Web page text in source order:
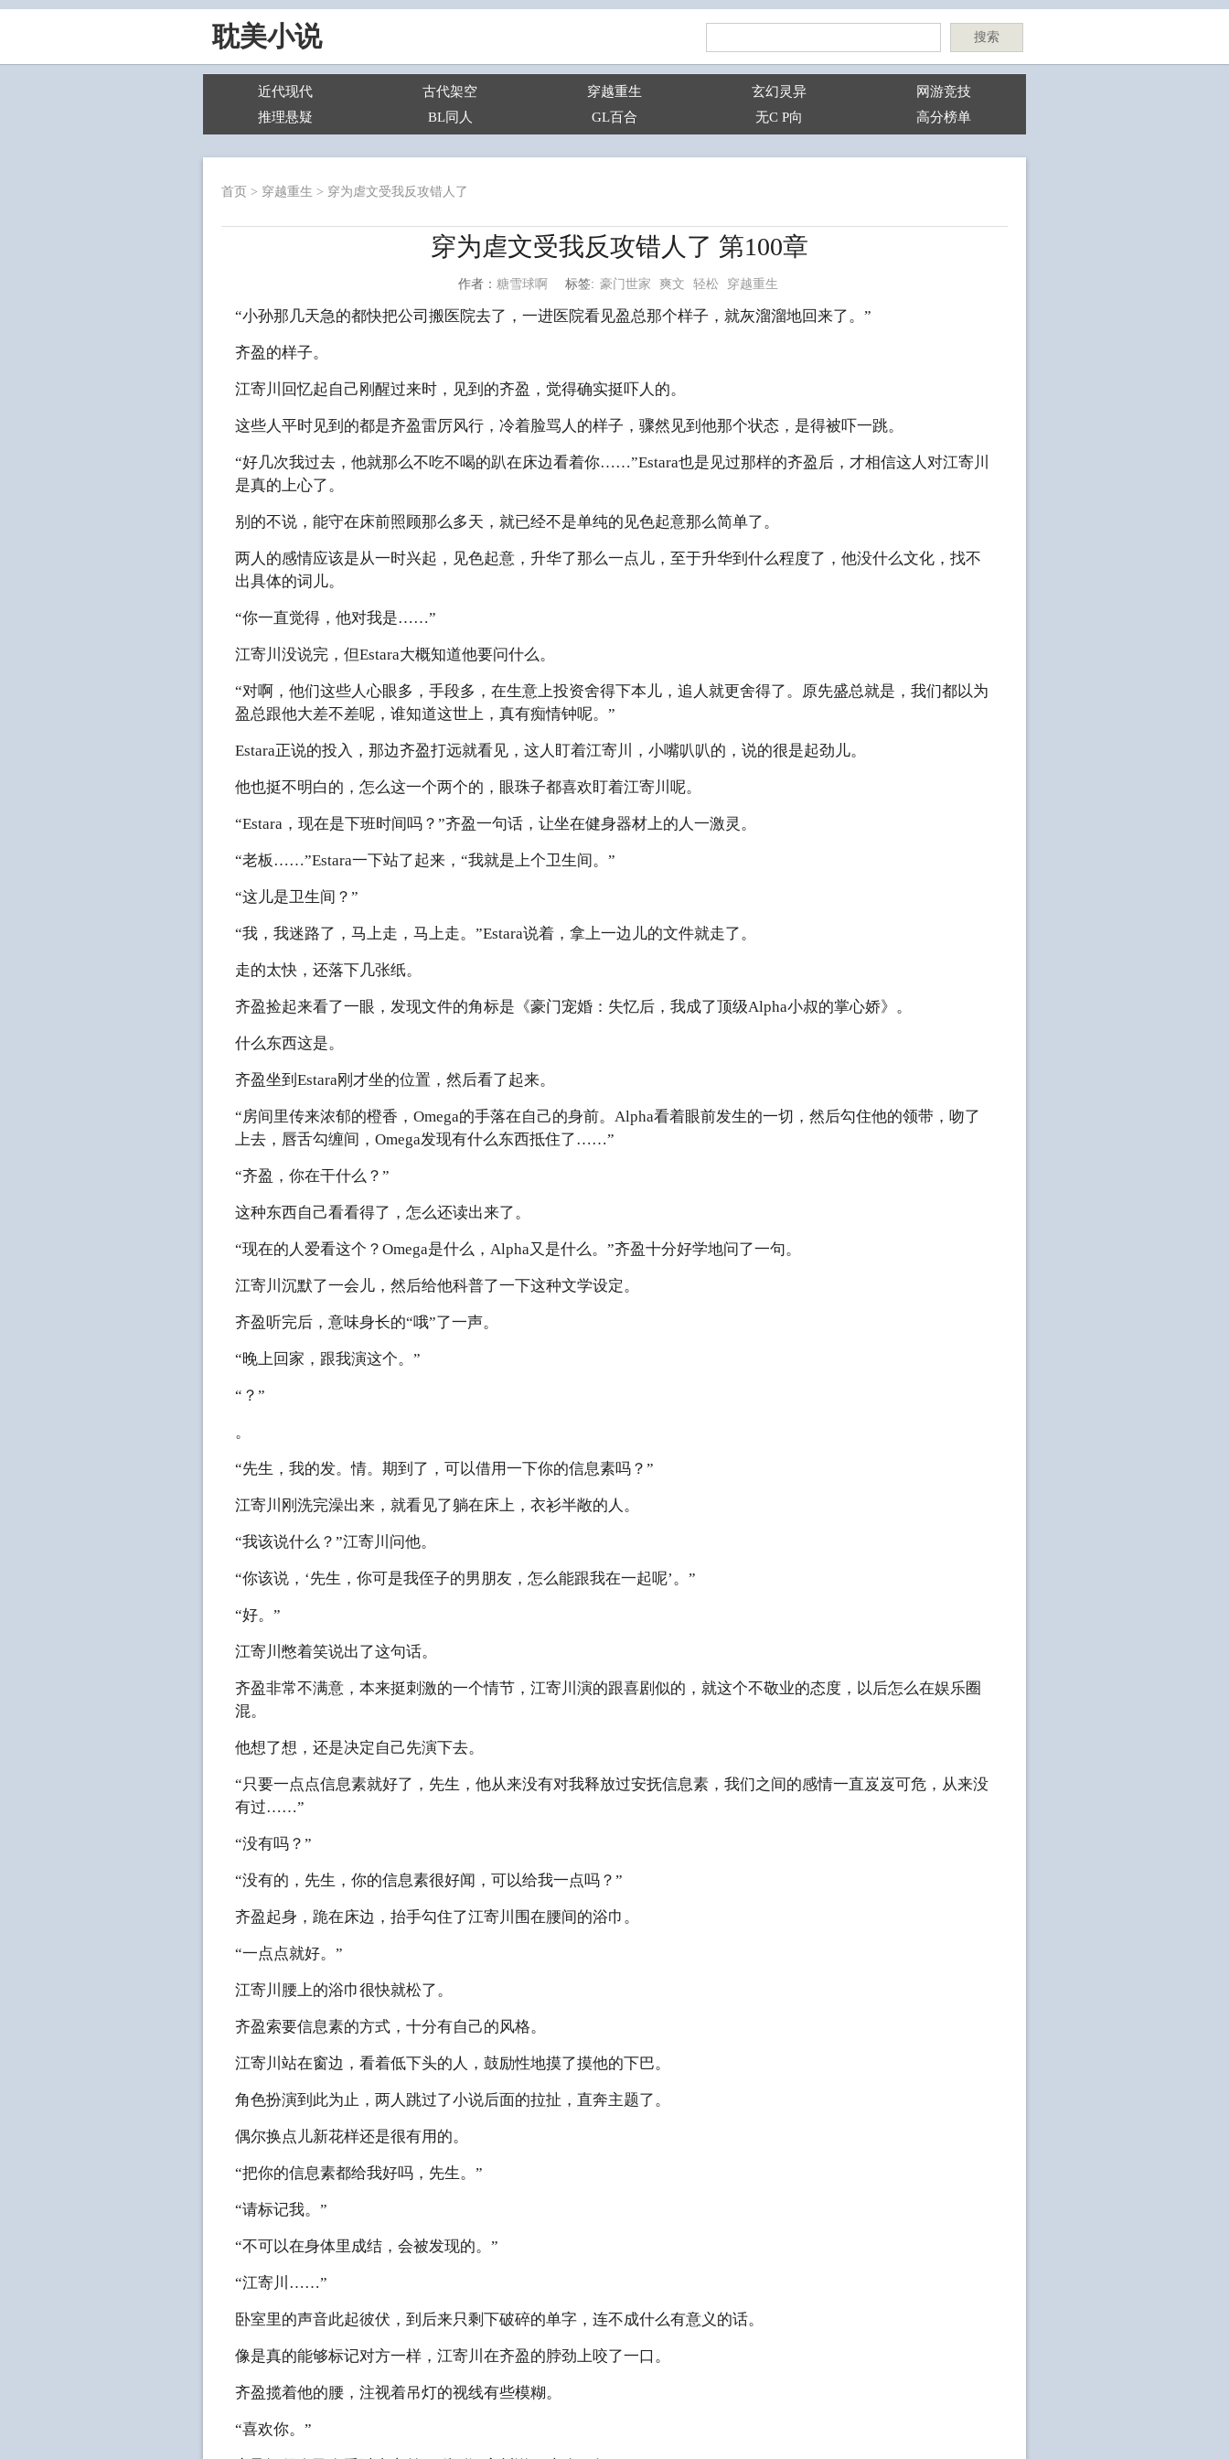
耽美小说 搜索
近代现代 古代架空 穿越重生 玄幻灵异
网游竞技
推理悬疑
BL同人 GL百合 无C P向 高分榜单
首页 > 穿越重生 > 穿为虐文受我反攻错人了
穿为虐文受我反攻错人了 第100章
作者： 糖雪球啊 标签: 豪门世家 爽文 轻松 穿越重生
“小孙那几天急的都快把公司搬医院去了，一进医院看见盈总那个样子，就灰溜溜地回来了。”
齐盈的样子。
江寄川回忆起自己刚醒过来时，见到的齐盈，觉得确实挺吓人的。
这些人平时见到的都是齐盈雷厉风行，冷着脸骂人的样子，骤然见到他那个状态，是得被吓一跳。
“好几次我过去，他就那么不吃不喝的趴在床边看着你……”Estara也是见过那样的齐盈后，才相信这人对江寄川
是真的上心了。
别的不说，能守在床前照顾那么多天，就已经不是单纯的见色起意那么简单了。
两人的感情应该是从一时兴起，见色起意，升华了那么一点儿，至于升华到什么程度了，他没什么文化，找不
出具体的词儿。
“你一直觉得，他对我是……”
江寄川没说完，但Estara大概知道他要问什么。
“对啊，他们这些人心眼多，手段多，在生意上投资舍得下本儿，追人就更舍得了。原先盛总就是，我们都以为
盈总跟他大差不差呢，谁知道这世上，真有痴情钟呢。”
Estara正说的投入，那边齐盈打远就看见，这人盯着江寄川，小嘴叭叭的，说的很是起劲儿。
他也挺不明白的，怎么这一个两个的，眼珠子都喜欢盯着江寄川呢。
“Estara，现在是下班时间吗？”齐盈一句话，让坐在健身器材上的人一激灵。
“老板……”Estara一下站了起来，“我就是上个卫生间。”
“这儿是卫生间？”
“我，我迷路了，马上走，马上走。”Estara说着，拿上一边儿的文件就走了。
走的太快，还落下几张纸。
齐盈捡起来看了一眼，发现文件的角标是《豪门宠婚：失忆后，我成了顶级Alpha小叔的掌心娇》。
什么东西这是。
齐盈坐到Estara刚才坐的位置，然后看了起来。
“房间里传来浓郁的橙香，Omega的手落在自己的身前。Alpha看着眼前发生的一切，然后勾住他的领带，吻了
上去，唇舌勾缠间，Omega发现有什么东西抵住了……”
“齐盈，你在干什么？”
这种东西自己看看得了，怎么还读出来了。
“现在的人爱看这个？Omega是什么，Alpha又是什么。”齐盈十分好学地问了一句。
江寄川沉默了一会儿，然后给他科普了一下这种文学设定。
齐盈听完后，意味身长的“哦”了一声。
“晚上回家，跟我演这个。”
“？”
。
“先生，我的发。情。期到了，可以借用一下你的信息素吗？”
江寄川刚洗完澡出来，就看见了躺在床上，衣衫半敞的人。
“我该说什么？”江寄川问他。
“你该说，‘先生，你可是我侄子的男朋友，怎么能跟我在一起呢’。”
“好。”
江寄川憋着笑说出了这句话。
齐盈非常不满意，本来挺刺激的一个情节，江寄川演的跟喜剧似的，就这个不敬业的态度，以后怎么在娱乐圈
混。
他想了想，还是决定自己先演下去。
“只要一点点信息素就好了，先生，他从来没有对我释放过安抚信息素，我们之间的感情一直岌岌可危，从来没
有过……”
“没有吗？”
“没有的，先生，你的信息素很好闻，可以给我一点吗？”
齐盈起身，跪在床边，抬手勾住了江寄川围在腰间的浴巾。
“一点点就好。”
江寄川腰上的浴巾很快就松了。
齐盈索要信息素的方式，十分有自己的风格。
江寄川站在窗边，看着低下头的人，鼓励性地摸了摸他的下巴。
角色扮演到此为止，两人跳过了小说后面的拉扯，直奔主题了。
偶尔换点儿新花样还是很有用的。
“把你的信息素都给我好吗，先生。”
“请标记我。”
“不可以在身体里成结，会被发现的。”
“江寄川……”
卧室里的声音此起彼伏，到后来只剩下破碎的单字，连不成什么有意义的话。
像是真的能够标记对方一样，江寄川在齐盈的脖劲上咬了一口。
齐盈揽着他的腰，注视着吊灯的视线有些模糊。
“喜欢你。”